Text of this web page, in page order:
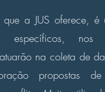
a JUS oferece, é
específicos, nos
na coleta de
propostas